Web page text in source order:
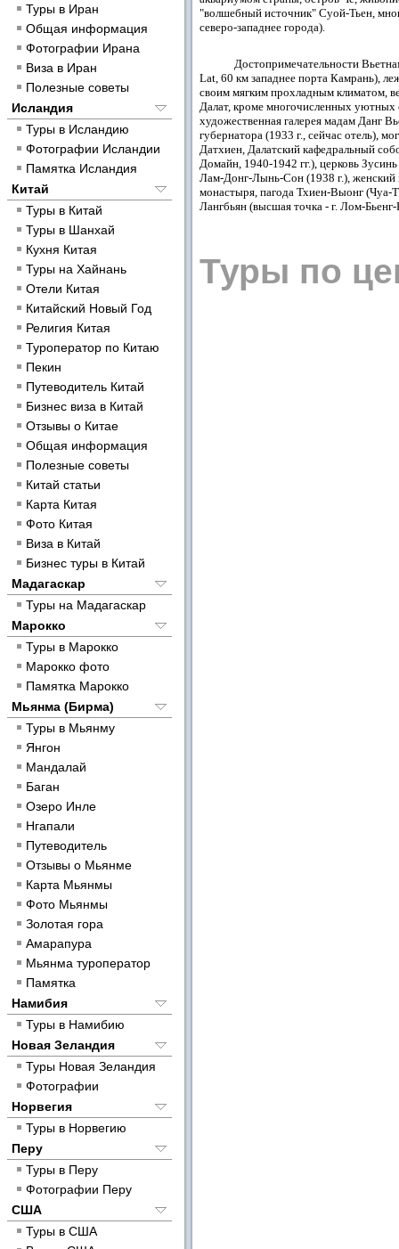
Туры в Иран
Общая информация
Фотографии Ирана
Виза в Иран
Полезные советы
Исландия
Туры в Исландию
Фотографии Исландии
Памятка Исландия
Китай
Туры в Китай
Туры в Шанхай
Кухня Китая
Туры на Хайнань
Отели Китая
Китайский Новый Год
Религия Китая
Туроператор по Китаю
Пекин
Путеводитель Китай
Бизнес виза в Китай
Отзывы о Китае
Общая информация
Полезные советы
Китай статьи
Карта Китая
Фото Китая
Виза в Китай
Бизнес туры в Китай
Мадагаскар
Туры на Мадагаскар
Марокко
Туры в Марокко
Марокко фото
Памятка Марокко
Мьянма (Бирма)
Туры в Мьянму
Янгон
Мандалай
Баган
Озеро Инле
Нгапали
Путеводитель
Отзывы о Мьянме
Карта Мьянмы
Фото Мьянмы
Золотая гора
Амарапура
Мьянма туроператор
Памятка
Намибия
Туры в Намибию
Новая Зеландия
Туры Новая Зеландия
Фотографии
Норвегия
Туры в Норвегию
Перу
Туры в Перу
Фотографии Перу
США
Туры в США
"волшебный источник" Суой-Тьен,
северо-западнее города).
Достопримечательности
Lat, 60 км западнее порта Камрань),
своим мягким прохладным климатом,
Далат, кроме многочисленных
художественная галерея мадам Данг
губернатора (1933 г., сейчас отель),
Датхиен, Далатский кафедральный
Домайн, 1940-1942 гг.), церковь
Лам-Донг-Лынь-Сон (1938 г.), женский
монастыря, пагода Тхиен-Выонг (Чуа-
Лангбьян (высшая точка - г. Лом-
Туры по